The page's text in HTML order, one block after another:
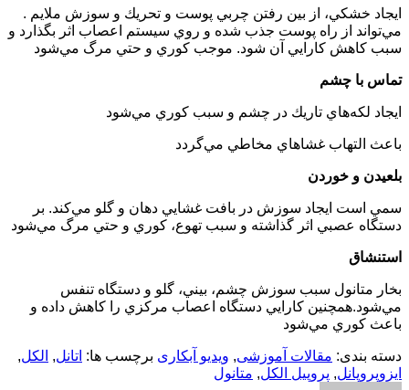
ايجاد خشكي، از بين رفتن چربي پوست و تحريك و سوزش ملايم .
مي‌تواند از راه پوست جذب شده و روي سيستم اعصاب اثر بگذارد و
سبب كاهش كارايي آن شود. موجب كوري و حتي مرگ مي‌شود
تماس با چشم
ايجاد لكه‌هاي تاريك در چشم و سبب كوري مي‌شود
باعث التهاب غشاهاي مخاطي مي‌گردد
بلعيدن و خوردن
سمي است ايجاد سوزش در بافت غشايي دهان و گلو مي‌كند. بر
دستگاه عصبي اثر گذاشته و سبب تهوع، كوري و حتي مرگ مي‌شود
استنشاق
بخار متانول سبب سوزش چشم، بيني، گلو و دستگاه تنفس
مي‌شود.همچنين كارايي دستگاه اعصاب مركزي را كاهش داده و
باعث كوري مي‌شود
دسته بندی: مقالات آموزشی, ویدیو آبکاری برچسب ها: اتانل, الکل,
ایزوپروپانل, پروپیل الکل, متانول